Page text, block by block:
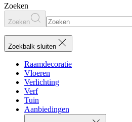
Zoeken
Zoeken
Zoekbalk sluiten
Raamdecoratie
Vloeren
Verlichting
Verf
Tuin
Aanbiedingen